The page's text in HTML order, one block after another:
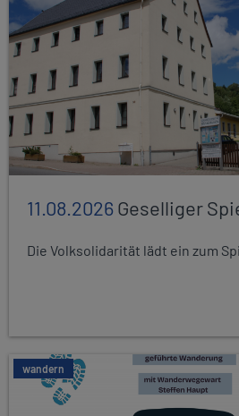
11.08.2026Geselliger
Die Volksolidarität lädt ein zum
wandern